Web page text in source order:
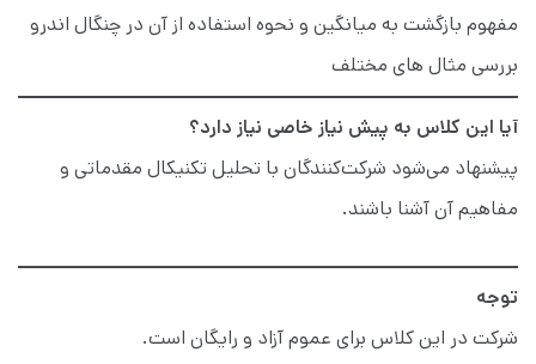
مفهوم بازگشت به میانگین و نحوه استفاده از آن در چنگال اندرو
بررسی مثال های مختلف
آیا این کلاس به پیش نیاز خاصی نیاز دارد؟
پیشنهاد می‌شود شرکت‌کنندگان با تحلیل تکنیکال مقدماتی و
مفاهیم آن آشنا باشند.
توجه
شرکت در این کلاس برای عموم آزاد و رایگان است.